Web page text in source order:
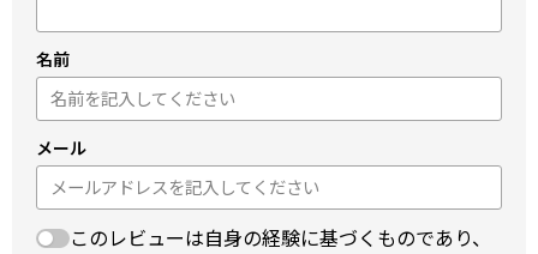
名前
メール
このレビューは自身の経験に基づくものであり、